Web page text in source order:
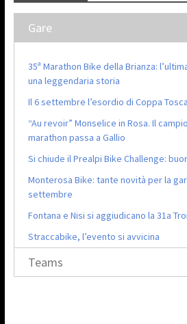
Gare
35ª Marathon Bike della Brianza:
una leggendaria storia
Il 6 settembre l’esordio di Coppa
“Au revoir” Monselice in Rosa. Il
marathon passa a Gallio
Si chiude il Prealpi Bike Challenge:
Monterosa Bike: tante novità per la
settembre
Fontana e Nisi si aggiudicano la 31a
Straccabike, l’evento si avvicina
Teams